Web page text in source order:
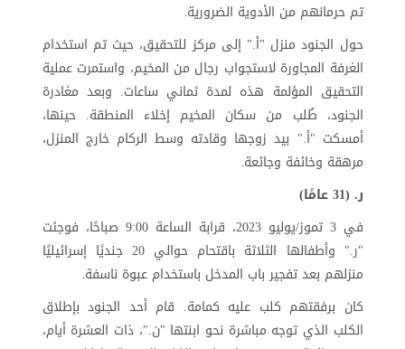
تم حرمانهم من الأدوية الضرورية.
حول الجنود منزل "أ." إلى مركز للتحقيق، حيث تم استخدام
الغرفة المجاورة لاستجواب رجال من المخيم، واستمرت عملية
التحقيق المؤلمة هذه لمدة ثماني ساعات. وبعد مغادرة
الجنود، طُلب من سكان المخيم إخلاء المنطقة. حينها،
أمسكت "أ." بيد زوجها وقادته وسط الركام خارج المنزل،
مرهقة وخائفة وجائعة.
ر. (31 عامًا)
في 3 تموز/يوليو 2023، قرابة الساعة 9:00 صباحًا، فوجئت
"ر." وأطفالها الثلاثة باقتحام حوالي 20 جنديًا إسرائيليًا
منزلهم بعد تفجير باب المدخل باستخدام عبوة ناسفة.
كان برفقتهم كلب عليه كمامة. قام أحد الجنود بإطلاق
الكلب الذي توجه مباشرة نحو ابنتها "ن."، ذات العشرة أيام،